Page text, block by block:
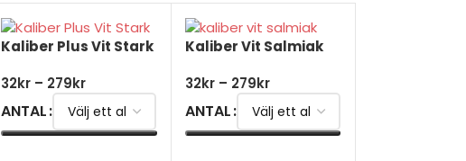
Kaliber Plus Vit Stark
32kr – 279kr
ANTAL
Kaliber Vit Salmiak
32kr – 279kr
ANTAL